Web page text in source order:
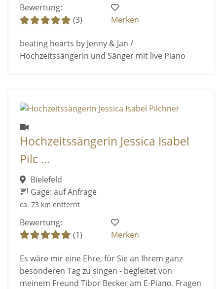
Bewertung:
(3)
Merken
beating hearts by Jenny & Jan /
Hochzeitssängerin und Sänger mit live Piano
Hochzeitssängerin Jessica Isabel
Pilc ...
Bielefeld
Gage: auf Anfrage
ca. 73 km entfernt
Bewertung:
(1)
Merken
Es wäre mir eine Ehre, für Sie an Ihrem ganz
besonderen Tag zu singen - begleitet von
meinem Freund Tibor Becker am E-Piano. Fragen